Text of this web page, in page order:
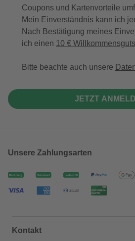
Coupons und Kartenvorteile
Mein Einverständnis kann ich
Nach Bestätigung meines
ich einen 10 €
Bitte beachte auch unsere
JETZT
Unsere Zahlungsarten
Kontakt